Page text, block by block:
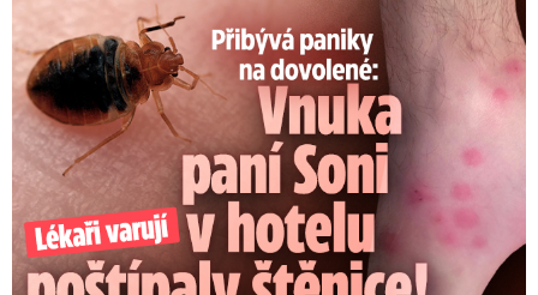
Panika na dovolené: Vnuka Soni v hotelu poštípaly štěnice!